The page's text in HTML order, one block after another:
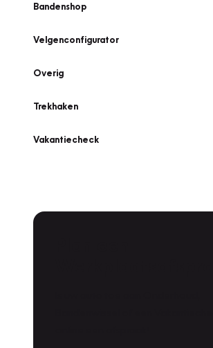
Bandenshop
Velgenconfigurator
Overig
Trekhaken
Vakantiecheck